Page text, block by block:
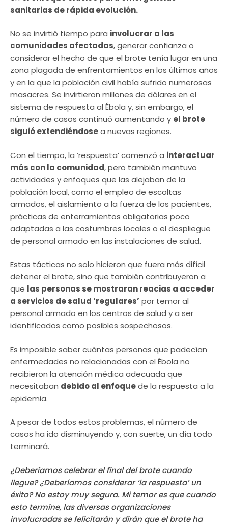
sanitarias de rápida evolución.
No se invirtió tiempo para involucrar a las
comunidades afectadas, generar confianza o
considerar el hecho de que el brote tenía lugar en una
zona plagada de enfrentamientos en los últimos años
y en la que la población civil había sufrido numerosas
masacres. Se invirtieron millones de dólares en el
sistema de respuesta al Ébola y, sin embargo, el
número de casos continuó aumentando y el brote
siguió extendiéndosea nuevas regiones.
Con el tiempo, la ‘respuesta’ comenzó a interactuar
más con la comunidad, pero también mantuvo
actividades y enfoques que las alejaban de la
población local, como el empleo de escoltas
armados, el aislamiento a la fuerza de los pacientes,
prácticas de enterramientos obligatorias poco
adaptadas a las costumbres locales o el despliegue
de personal armado en las instalaciones de salud.
Estas tácticas no solo hicieron que fuera más difícil
detener el brote, sino que también contribuyeron a
que las personas se mostraran reacias a acceder
a servicios de salud ‘regulares’ por temor al
personal armado en los centros de salud y a ser
identificados como posibles sospechosos.
Es imposible saber cuántas personas que padecían
enfermedades no relacionadas con el Ébola no
recibieron la atención médica adecuada que
necesitaban debido al enfoquede la respuesta a la
epidemia.
A pesar de todos estos problemas, el número de
casos ha ido disminuyendo y, con suerte, un día todo
terminará.
¿Deberíamos celebrar el final del brote cuando
llegue? ¿Deberíamos considerar ‘la respuesta’ un
éxito? No estoy muy segura. Mi temor es que cuando
esto termine, las diversas organizaciones
involucradas se felicitarán y dirán que el brote ha